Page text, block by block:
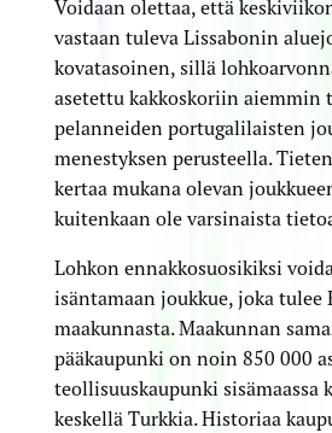
Voidaan olettaa, että keskiviikon
vastaan tuleva Lissabonin
kovatasoinen, sillä
asetettu kakkoskoriin aiemmin
pelanneiden portugalilaisten
menestyksen perusteella.
kertaa mukana olevan
kuitenkaan ole varsinaista
Lohkon ennakkosuosikiksi
isäntamaan joukkue, joka tulee
maakunnasta. Maakunnan
pääkaupunki on noin 850 000
teollisuus­kaupunki sisämaassa
keskellä Turkkia. Historiaa